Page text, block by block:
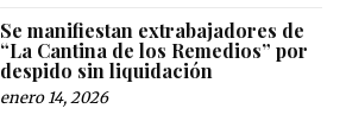
Se manifiestan extrabajadores de
“La Cantina de los Remedios” por
despido sin liquidación
enero 14, 2026